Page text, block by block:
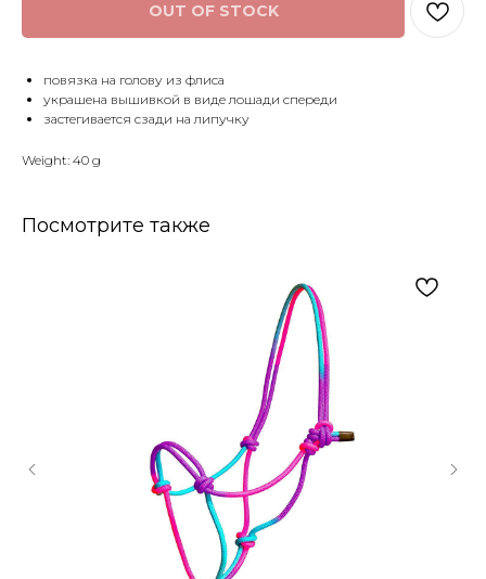
OUT OF STOCK
повязка на голову из флиса
украшена вышивкой в виде лошади спереди
застегивается сзади на липучку
Weight: 40 g
Посмотрите также